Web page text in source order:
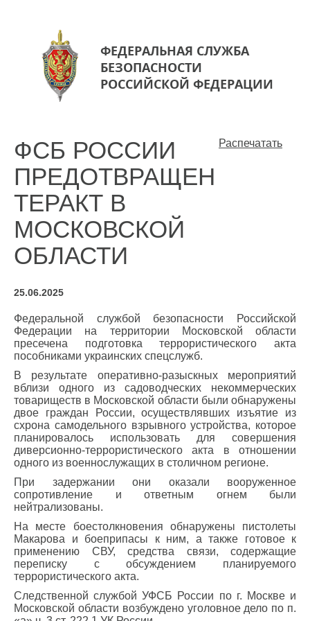
ФЕДЕРАЛЬНАЯ СЛУЖБА
БЕЗОПАСНОСТИ
РОССИЙСКОЙ ФЕДЕРАЦИИ
Распечатать
ФСБ РОССИИ
ПРЕДОТВРАЩЕН
ТЕРАКТ В
МОСКОВСКОЙ
ОБЛАСТИ
25.06.2025
Федеральной службой безопасности Российской
Федерации на территории Московской области
пресечена подготовка террористического акта
пособниками украинских спецслужб.
В результате оперативно-разыскных мероприятий
вблизи одного из садоводческих некоммерческих
товариществ в Московской области были обнаружены
двое граждан России, осуществлявших изъятие из
схрона самодельного взрывного устройства, которое
планировалось использовать для совершения
диверсионно-террористического акта в отношении
одного из военнослужащих в столичном регионе.
При задержании они оказали вооруженное
сопротивление и ответным огнем были
нейтрализованы.
На месте боестолкновения обнаружены пистолеты
Макарова и боеприпасы к ним, а также готовое к
применению СВУ, средства связи, содержащие
переписку с обсуждением планируемого
террористического акта.
Следственной службой УФСБ России по г. Москве и
Московской области возбуждено уголовное дело по п.